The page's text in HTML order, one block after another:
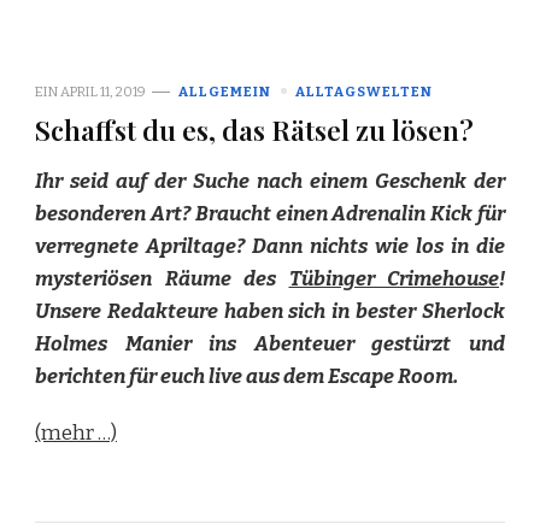
EIN APRIL 11, 2019 ALLGEMEIN ALLTAGSWELTEN
Schaffst du es, das Rätsel zu lösen?
Ihr seid auf der Suche nach einem Geschenk der
besonderen Art? Braucht einen Adrenalin Kick für
verregnete Apriltage? Dann nichts wie los in die
mysteriösen Räume des Tübinger Crimehouse!
Unsere Redakteure haben sich in bester Sherlock
Holmes Manier ins Abenteuer gestürzt und
berichten für euch live aus dem Escape Room.
(mehr …)